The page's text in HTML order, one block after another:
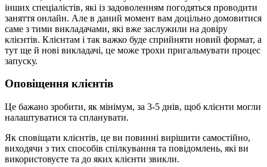
інших спеціалістів, які із задоволенням погодяться проводити
заняття онлайн. Але в даний момент вам доцільно домовитися
саме з тими викладачами, які вже заслужили на довіру
клієнтів. Клієнтам і так важко буде сприйняти новий формат, а
тут ще й нові викладачі, це може трохи пригальмувати процес
запуску.
Оповіщення клієнтів
Це бажано зробити, як мінімум, за 3-5 днів, щоб клієнти могли
налаштуватися та спланувати.
Як сповіщати клієнтів, це ви повинні вирішити самостійно,
виходячи з тих способів спілкування та повідомлень, які ви
використовуєте та до яких клієнти звикли.